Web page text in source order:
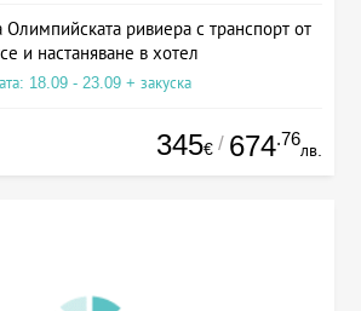
ривиера с транспорт от
и настаняване в хотел
18.09 - 23.09 + закуска
345€ / 674.76
лв.